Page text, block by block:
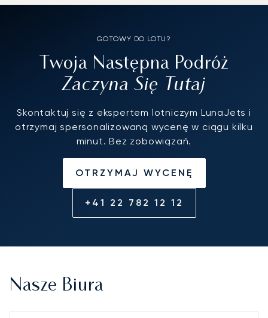
GOTOWY DO LOTU?
Twoja Następna Podróż
Zaczyna Się Tutaj
Skontaktuj się z ekspertem lotniczym LunaJets i
otrzymaj spersonalizowaną wycenę w ciągu kilku
minut. Bez zobowiązań.
OTRZYMAJ WYCENĘ
+41 22 782 12 12
Nasze Biura